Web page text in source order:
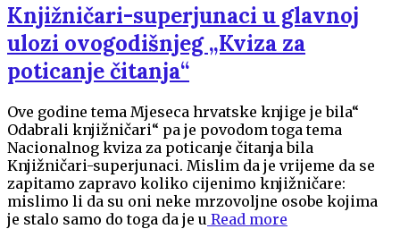
Knjižničari-superjunaci u glavnoj
ulozi ovogodišnjeg „Kviza za
poticanje čitanja“
Ove godine tema Mjeseca hrvatske knjige je bila“
Odabrali knjižničari“ pa je povodom toga tema
Nacionalnog kviza za poticanje čitanja bila
Knjižničari-superjunaci. Mislim da je vrijeme da se
zapitamo zapravo koliko cijenimo knjižničare:
mislimo li da su oni neke mrzovoljne osobe kojima
je stalo samo do toga da je u Read more